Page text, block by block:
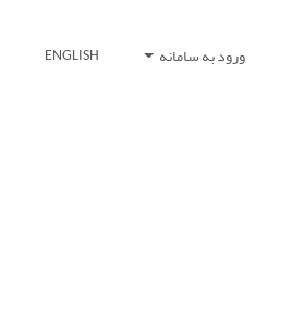
ورود به سامانه ENGLISH